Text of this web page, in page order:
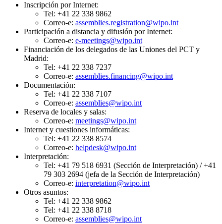
Inscripción por Internet:
Tel: +41 22 338 9862
Correo-e: assemblies.registration@wipo.int
Participación a distancia y difusión por Internet:
Correo-e: e-meetings@wipo.int
Financiación de los delegados de las Uniones del PCT y
Madrid:
Tel: +41 22 338 7237
Correo-e: assemblies.financing@wipo.int
Documentación:
Tel: +41 22 338 7107
Correo-e: assemblies@wipo.int
Reserva de locales y salas:
Correo-e: meetings@wipo.int
Internet y cuestiones informáticas:
Tel: +41 22 338 8574
Correo-e: helpdesk@wipo.int
Interpretación:
Tel: +41 79 518 6931 (Sección de Interpretación) / +41
79 303 2694 (jefa de la Sección de Interpretación)
Correo-e: interpretation@wipo.int
Otros asuntos:
Tel: +41 22 338 9862
Tel: +41 22 338 8718
Correo-e: assemblies@wipo.int